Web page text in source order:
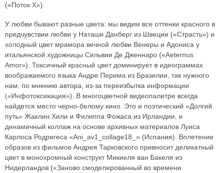
(«Поток Х»).
У любви бывают разные цвета: мы видим все оттенки красного в
предчувствии любви у Наташи Данберг из Швеции («Страсть») и
холодный цвет мрамора вечной любви Венеры и Адониса у
итальянской художницы Сильвии Де Дженнаро («Aeternus
Amor»). Токсичный красный цвет доминирует в идеограммах
воображаемого языка Андре Перима из Бразилии, так нужного
нам, по мнению автора, из-за переизбытка информации
(«Инфотоксикация»). В многоцветной видеопалитре всегда
найдется место черно-белому кино. Это и поэтический «Долгий
путь» Жаклин Хили и Филиппа Фожаса из Ирландии, и
динамичный коллаж на основе архивных материалов Луиса
Карлоса Родригеса «Ani_av1_collage18_» (Испания). Вплетение
образов из фильмов Андрея Тарковского привносит деликатный
цвет в монохромный конструкт Микиеля ван Бакеля из
Нидерландов («Заново смоделированный во времени